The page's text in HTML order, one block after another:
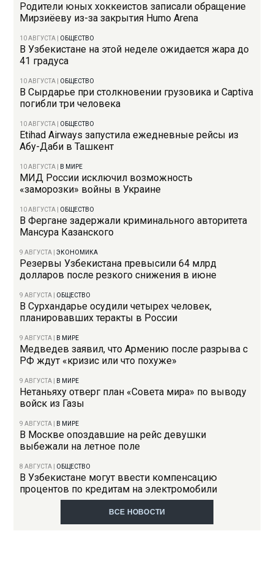
Родители юных хоккеистов записали обращение
Мирзиёеву из-за закрытия Humo Arena
10 АВГУСТА ОБЩЕСТВО
В Узбекистане на этой неделе ожидается жара до
41 градуса
10 АВГУСТА ОБЩЕСТВО
В Сырдарье при столкновении грузовика и Captiva
погибли три человека
10 АВГУСТА ОБЩЕСТВО
Etihad Airways запустила ежедневные рейсы из
Абу-Даби в Ташкент
10 АВГУСТА В МИРЕ
МИД России исключил возможность
«заморозки» войны в Украине
10 АВГУСТА ОБЩЕСТВО
В Фергане задержали криминального авторитета
Мансура Казанского
9 АВГУСТА |ЭКОНОМИКА
Резервы Узбекистана превысили 64 млрд
долларов после резкого снижения в июне
9 АВГУСТА ОБЩЕСТВО
В Сурхандарье осудили четырех человек,
планировавших теракты в России
9 АВГУСТА В МИРЕ
Медведев заявил, что Армению после разрыва с
РФ ждут «кризис или что похуже»
9 АВГУСТА В МИРЕ
Нетаньяху отверг план «Совета мира» по выводу
войск из Газы
9 АВГУСТА В МИРЕ
В Москве опоздавшие на рейс девушки
выбежали на летное поле
8 АВГУСТА ОБЩЕСТВО
В Узбекистане могут ввести компенсацию
процентов по кредитам на электромобили
ВСЕ НОВОСТИ